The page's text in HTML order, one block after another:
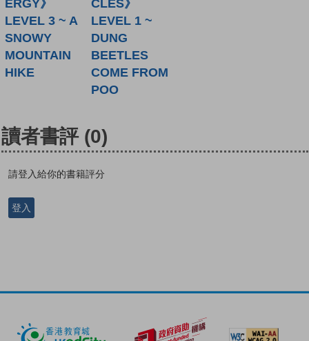
ERGY》
LEVEL 3 ~ A
SNOWY
MOUNTAIN
HIKE
CLES》
LEVEL 1 ~
DUNG
BEETLES
COME FROM
POO
讀者書評 (0)
請登入給你的書籍評分
登入